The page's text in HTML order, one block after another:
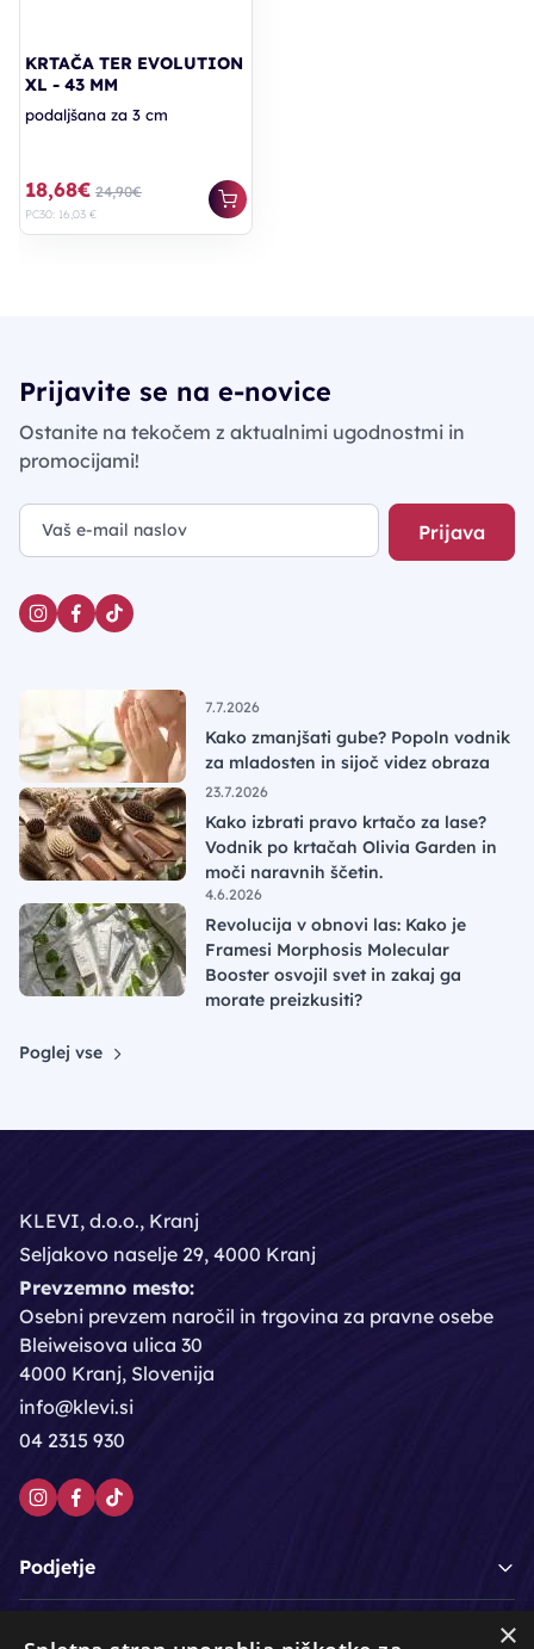
KRTAČA TER EVOLUTION
XL - 43 MM
podaljšana za 3 cm
18,68€ 24,90€
PC30: 16,03 €
Prijavite se na e-novice
Ostanite na tekočem z aktualnimi ugodnostmi in
promocijami!
Prijava
7.7.2026
Kako zmanjšati gube? Popoln vodnik
za mladosten in sijoč videz obraza
23.7.2026
Kako izbrati pravo krtačo za lase?
Vodnik po krtačah Olivia Garden in
moči naravnih ščetin.
4.6.2026
Revolucija v obnovi las: Kako je
Framesi Morphosis Molecular
Booster osvojil svet in zakaj ga
morate preizkusiti?
Poglej vse
KLEVI, d.o.o., Kranj
Seljakovo naselje 29, 4000 Kranj
Prevzemno mesto:
Osebni prevzem naročil in trgovina za pravne osebe
Bleiweisova ulica 30
4000 Kranj, Slovenija
info@klevi.si
04 2315 930
Podjetje
×